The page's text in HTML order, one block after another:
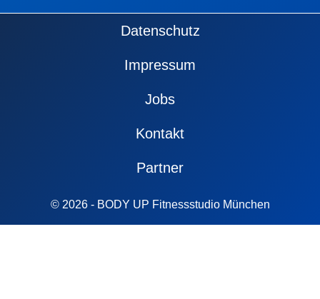
© 2026 - BODY UP Fitnessstudio München
Datenschutz
Impressum
Jobs
Kontakt
Partner